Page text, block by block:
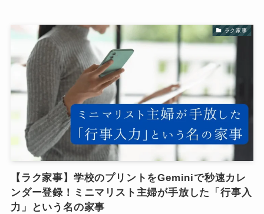
ラク家事
【ラク家事】学校のプリントをGeminiで秒速カレ
ンダー登録！ミニマリスト主婦が手放した「行事入
力」という名の家事